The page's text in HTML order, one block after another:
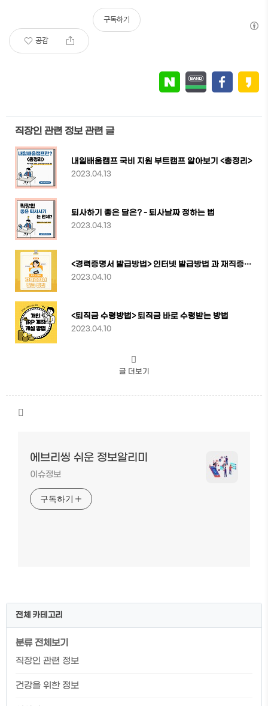
공감
구독하기
직장인 관련 정보 관련 글
내일배움캠프 국비 지원 부트캠프 알아보기 <총정리>
2023.04.13
퇴사하기 좋은 달은? - 퇴사날짜 정하는 법
2023.04.13
<경력증명서 발급방법> 인터넷 발급방법 과 재직증명서란?
2023.04.10
<퇴직금 수령방법> 퇴직금 바로 수령받는 방법
2023.04.10
글 더보기
에브리씽 쉬운 정보알리미
이슈정보
구독하기
전체 카테고리
분류 전체보기
직장인 관련 정보
건강을 위한 정보